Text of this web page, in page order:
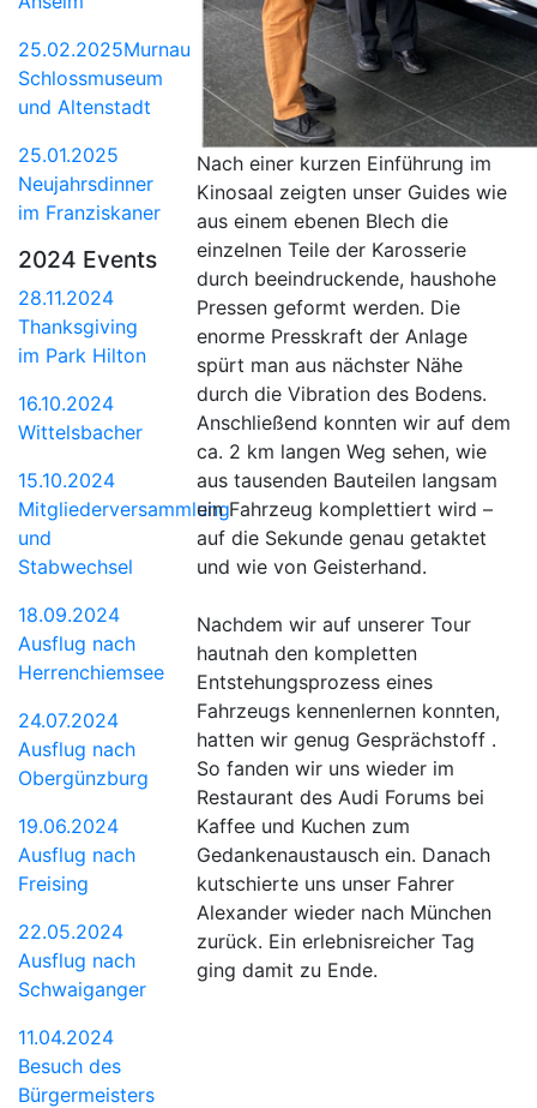
25.02.2025Murnau
Schlossmuseum
und Altenstadt
25.01.2025
Neujahrsdinner
im Franziskaner
2024 Events
28.11.2024
Thanksgiving
im Park Hilton
16.10.2024
Wittelsbacher
15.10.2024
Mitgliederversammlung
und
Stabwechsel
18.09.2024
Ausflug nach
Herrenchiemsee
24.07.2024
Ausflug nach
Obergünzburg
19.06.2024
Ausflug nach
Freising
22.05.2024
Ausflug nach
Schwaiganger
11.04.2024
Besuch des
Bürgermeisters
Nach einer kurzen Einführung im
Kinosaal zeigten unser Guides wie
aus einem ebenen Blech die
einzelnen Teile der Karosserie
durch beeindruckende, haushohe
Pressen geformt werden. Die
enorme Presskraft der Anlage
spürt man aus nächster Nähe
durch die Vibration des Bodens.
Anschließend konnten wir auf dem
ca. 2 km langen Weg sehen, wie
aus tausenden Bauteilen langsam
ein Fahrzeug komplettiert wird –
auf die Sekunde genau getaktet
und wie von Geisterhand.
Nachdem wir auf unserer Tour
hautnah den kompletten
Entstehungsprozess eines
Fahrzeugs kennenlernen konnten,
hatten wir genug Gesprächstoff .
So fanden wir uns wieder im
Restaurant des Audi Forums bei
Kaffee und Kuchen zum
Gedankenaustausch ein. Danach
kutschierte uns unser Fahrer
Alexander wieder nach München
zurück. Ein erlebnisreicher Tag
ging damit zu Ende.